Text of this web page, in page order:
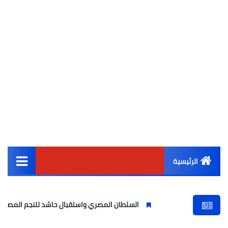
الرئيسية
أخبار مصر
السلطان المصري واستقبال حاشد للنجم المصري